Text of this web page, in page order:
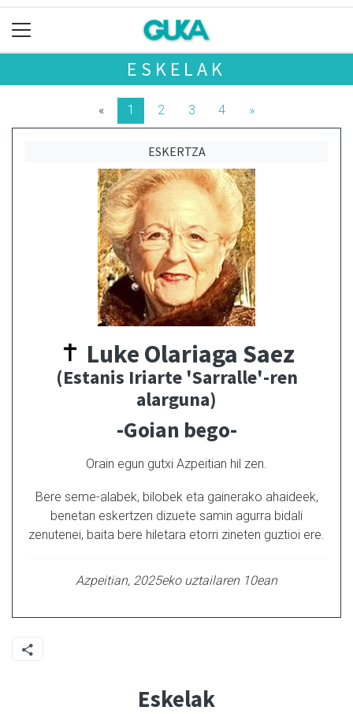
ESKELAK
« 1 2 3 4 »
ESKERTZA
Luke Olariaga Saez
(Estanis Iriarte 'Sarralle'-ren
alarguna)
-Goian bego-
Orain egun gutxi Azpeitian hil zen.
Bere seme-alabek, bilobek eta gainerako ahaideek,
benetan eskertzen dizuete samin agurra bidali
zenutenei, baita bere hiletara etorri zineten guztioi ere.
Azpeitian, 2025eko uztailaren 10ean
Eskelak